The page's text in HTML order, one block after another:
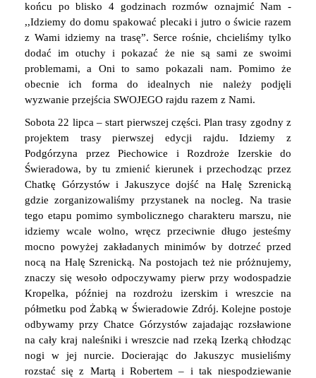
końcu po blisko 4 godzinach rozmów oznajmić Nam -
,,Idziemy do domu spakować plecaki i jutro o świcie razem
z Wami idziemy na trasę”. Serce rośnie, chcieliśmy tylko
dodać im otuchy i pokazać że nie są sami ze swoimi
problemami, a Oni to samo pokazali nam. Pomimo że
obecnie ich forma do idealnych nie należy podjęli
wyzwanie przejścia SWOJEGO rajdu razem z Nami.
Sobota 22 lipca – start pierwszej części. Plan trasy zgodny z
projektem trasy pierwszej edycji rajdu. Idziemy z
Podgórzyna przez Piechowice i Rozdroże Izerskie do
Świeradowa, by tu zmienić kierunek i przechodząc przez
Chatkę Górzystów i Jakuszyce dojść na Halę Szrenicką
gdzie zorganizowaliśmy przystanek na nocleg. Na trasie
tego etapu pomimo symbolicznego charakteru marszu, nie
idziemy wcale wolno, wręcz przeciwnie długo jesteśmy
mocno powyżej zakładanych minimów by dotrzeć przed
nocą na Halę Szrenicką. Na postojach też nie próżnujemy,
znaczy się wesoło odpoczywamy pierw przy wodospadzie
Kropelka, później na rozdrożu izerskim i wreszcie na
półmetku pod Żabką w Świeradowie Zdrój. Kolejne postoje
odbywamy przy Chatce Górzystów zajadając rozsławione
na cały kraj naleśniki i wreszcie nad rzeką Izerką chłodząc
nogi w jej nurcie. Docierając do Jakuszyc musieliśmy
rozstać się z Martą i Robertem – i tak niespodziewanie